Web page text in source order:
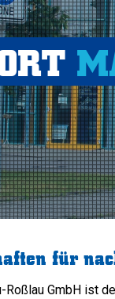
für
Roßlau GmbH ist